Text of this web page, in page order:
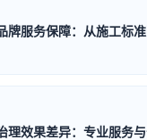
牌服务保障：从施工标
理效果差异：专业服务